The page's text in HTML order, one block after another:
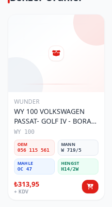
WUNDER
WY 100 VOLKSWAGEN
PASSAT- GOLF IV - BORA
056 115 561 Yağ Filtresi
WY 100
OEM
056 115 561
MANN
W 719/5
MAHLE
OC 47
HENGST
H14/2W
₺313,95
+ KDV